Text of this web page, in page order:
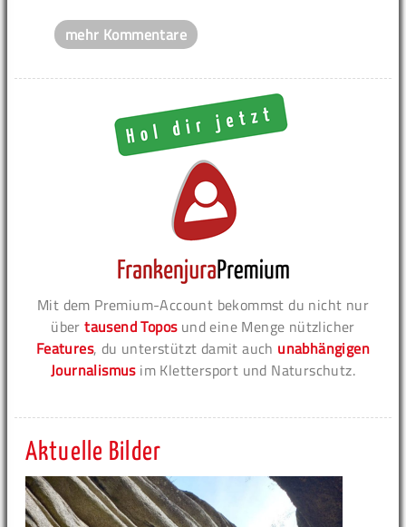
mehr Kommentare
Mit dem Premium-Account bekommst du nicht nur
übertausend Toposund eine Menge nützlicher
Features, du unterstützt damit auch unabhängigen
Journalismusim Klettersport und Naturschutz.
Aktuelle Bilder